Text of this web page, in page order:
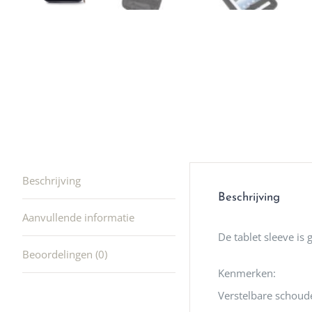
winkel
ook
Beschrijving
Aanvullende informatie
Beoordelingen (0)
Beschrijving
De tablet sleeve is
Kenmerken:
Verstelbare